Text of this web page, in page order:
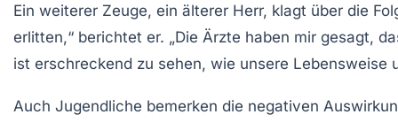
Ein weiterer Zeuge, ein älterer Herr, klagt über die
erlitten,“ berichtet er. „Die Ärzte haben mir gesagt,
ist erschreckend zu sehen, wie unsere Lebensweise
Auch Jugendliche bemerken die negativen